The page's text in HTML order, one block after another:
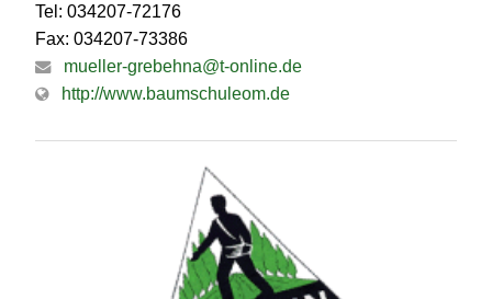
Tel: 034207-72176
Fax: 034207-73386
mueller-grebehna@t-online.de
http://www.baumschuleom.de